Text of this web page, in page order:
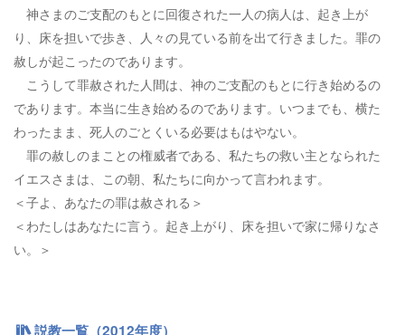
神さまのご支配のもとに回復された一人の病人は、起き上が
り、床を担いで歩き、人々の見ている前を出て行きました。罪の
赦しが起こったのであります。
こうして罪赦された人間は、神のご支配のもとに行き始めるの
であります。本当に生き始めるのであります。いつまでも、横た
わったまま、死人のごとくいる必要はもはやない。
罪の赦しのまことの権威者である、私たちの救い主となられた
イエスさまは、この朝、私たちに向かって言われます。
＜子よ、あなたの罪は赦される＞
＜わたしはあなたに言う。起き上がり、床を担いで家に帰りなさ
い。＞
説教一覧（2012年度）